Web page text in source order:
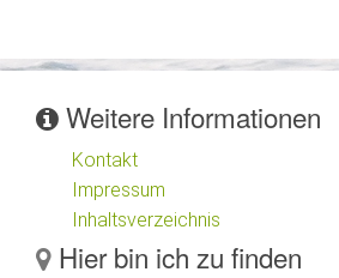
Weitere Informationen
Kontakt
Impressum
Inhaltsverzeichnis
Hier bin ich zu finden